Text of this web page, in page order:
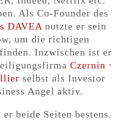
Als Co-Founder des
DAVEA nutzte er sein
um die richtigen
Inzwischen ist er
Czernin ·
selbst als Investor
Angel aktiv.
beide Seiten bestens.